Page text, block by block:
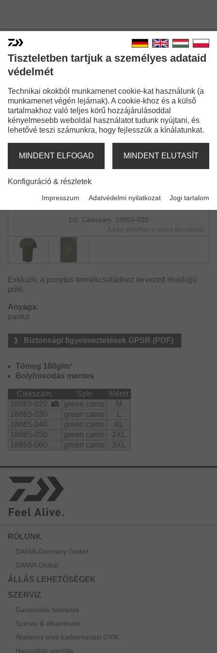
DAIWA CARP CAMO T-SHIRT
PÓLÓ | GREEN CAMO
1/2: Cikkszám. 18865-020
A kép eltérhet a valós terméktől.
Exkluzív, a ponytos termékcsaládhoz tervezett rövidujjú
póló.
Anyaga:
pamut
Biztonsági figyelmeztetések GPSR (PDF)
Tömeg 180g/m²
Bolyhosodás mentes
Cikkszám. Szín
Méret
18865-020
green camo
M
18865-030
green camo
18865-040
green camo
XL
18865-050
green camo
2XL
18865-060
green camo 3XL
RÓLUNK
DAIWA Germany GmbH
DAIWA Global
ÁLLÁS LEHETŐSÉGEK
SZERVIZ
Garanciális feltételek
Szerviz & alkatrészek
Általános orsó karbantartási GYIK
Használati utasítás
Tiszteletben tartjuk a személyes adataid
védelmét
Technikai okokból munkamenet cookie-kat használunk (a
munkamenet végén lejárnak). A cookie-khoz és a külső
tartalmakhoz való teljes körű hozzájárulásoddal
kényelmesebb weboldal használatot tudunk nyújtani, és
lehetővé teszi számunkra, hogy fejlesszük a kínálatunkat.
MINDENT ELFOGAD MINDENT ELUTASÍT
Konfiguráció & részletek
Impresszum Adatvédelmi nyilatkozat Jogi tartalom